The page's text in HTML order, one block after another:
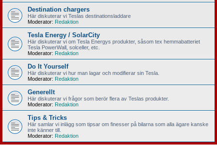
Destination chargers
Här diskuterar vi Teslas destinationsladdare
Moderator: Redaktion
Tesla Energy / SolarCity
Här diskuterar vi om Tesla Energys produkter, såsom tex hemmabatteriet
Tesla PowerWall, solceller, etc.
Moderator: Redaktion
Do It Yourself
Här diskuterar vi hur man lagar och modifierar sin Tesla.
Moderator: Redaktion
Generellt
Här diskuterar vi frågor som berör flera av Teslas produkter.
Moderator: Redaktion
Tips & Tricks
Här samlar vi inlägg som tipsar om finesser på bilarna som alla ägare kanske
inte känner till.
Moderator: Redaktion